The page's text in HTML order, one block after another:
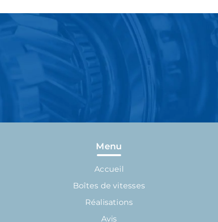
Menu
Accueil
Boîtes de vitesses
Réalisations
Avis